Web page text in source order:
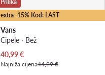
extra -15% Kod: LAST
Prilika
Vans
Cipele · Bež
Trenutna cijena
40,99€
Najniža cijena44,99 €